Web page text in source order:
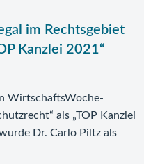
im Rechtsgebiet
Kanzlei 2021“
WirtschaftsWoche-
als „TOP Kanzlei
Dr. Carlo Piltz als